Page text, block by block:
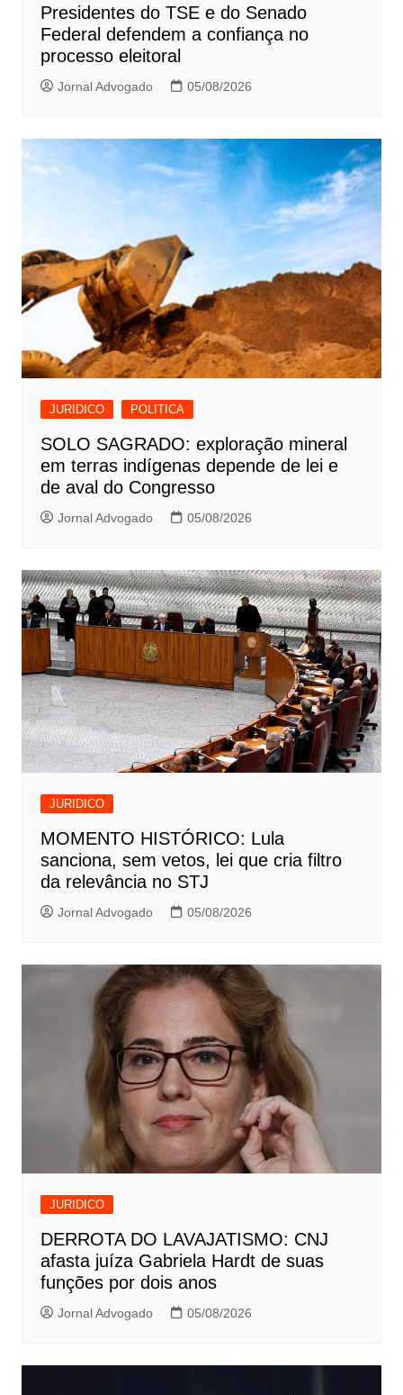
Presidentes do TSE e do Senado
Federal defendem a confiança no
processo eleitoral
Jornal Advogado 05/08/2026
JURIDICO POLITICA
SOLO SAGRADO: exploração mineral
em terras indígenas depende de lei e
de aval do Congresso
Jornal Advogado 05/08/2026
JURIDICO
MOMENTO HISTÓRICO: Lula
sanciona, sem vetos, lei que cria filtro
da relevância no STJ
Jornal Advogado 05/08/2026
JURIDICO
DERROTA DO LAVAJATISMO: CNJ
afasta juíza Gabriela Hardt de suas
funções por dois anos
Jornal Advogado 05/08/2026